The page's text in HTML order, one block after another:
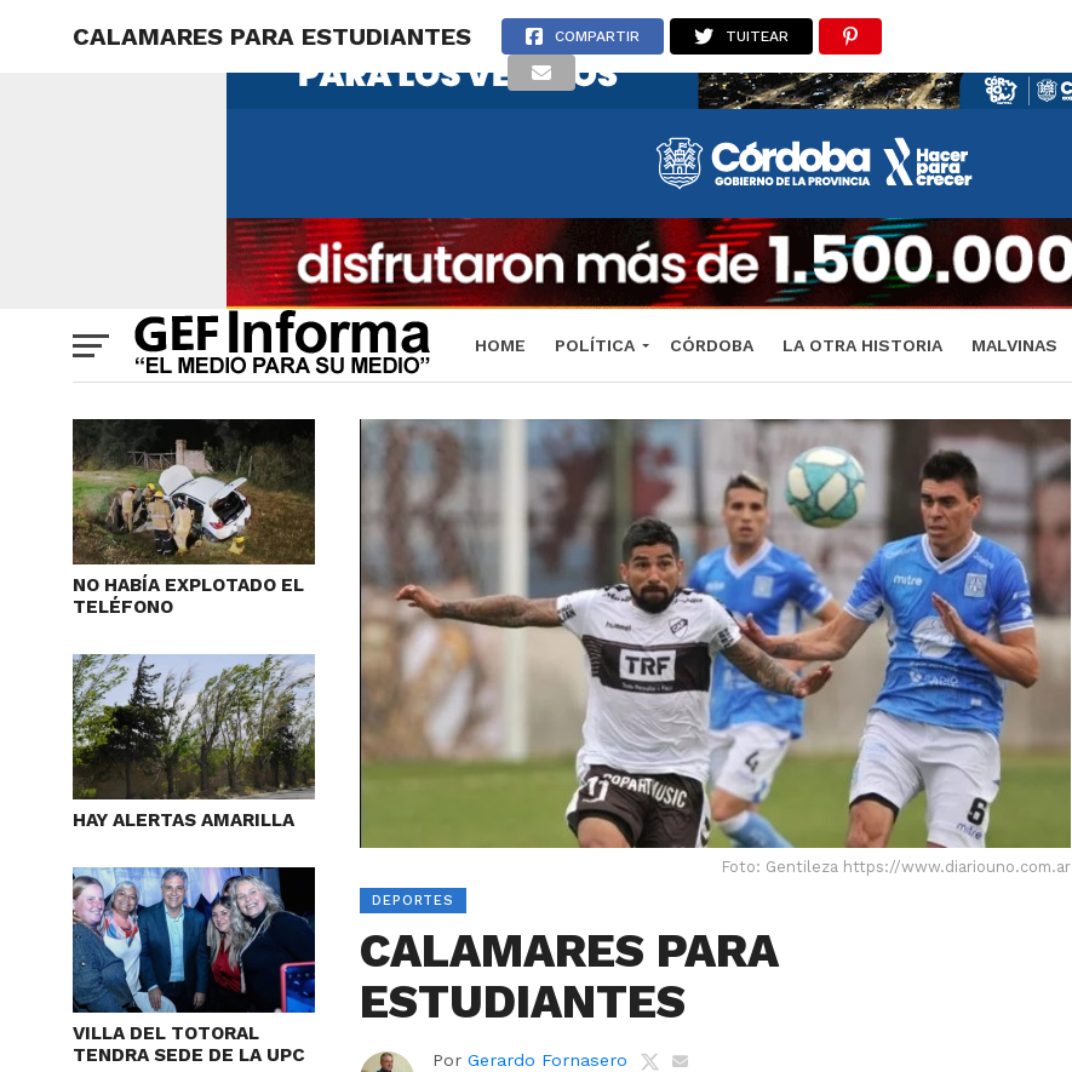
HOME POLÍTICA CÓRDOBA LA OTRA HISTORIA MALVINAS
CALAMARES PARA ESTUDIANTES COMPARTIR TUITEAR
NO HABÍA EXPLOTADO EL
TELÉFONO
HAY ALERTAS AMARILLA
VILLA DEL TOTORAL
TENDRA SEDE DE LA UPC
Foto: Gentileza https://www.diariouno.com.ar
DEPORTES
CALAMARES PARA
ESTUDIANTES
Por Gerardo Fornasero